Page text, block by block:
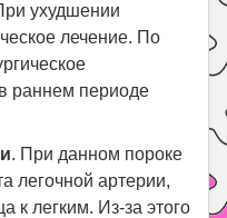
ухудшении
лечение. По
раннем периоде
. При данном пороке
легочной артерии,
к легким. Из-за этого